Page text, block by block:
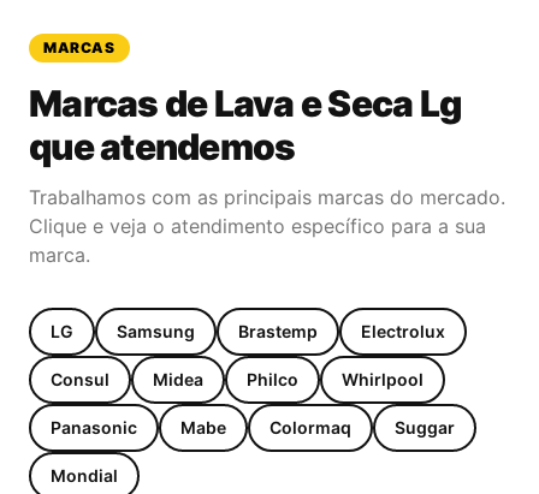
MARCAS
Marcas deLava e Seca Lg
que atendemos
Trabalhamos com as principais marcas do mercado.
Clique e veja o atendimento específico para a sua
marca.
LG Samsung Brastemp Electrolux
Consul Midea Philco Whirlpool
Panasonic Mabe Colormaq Suggar
Mondial